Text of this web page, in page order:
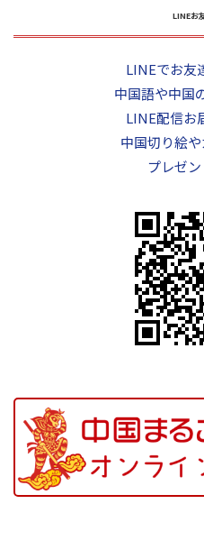
LINEお
LINEでお友
中国語や中国
LINE配信お
中国切り絵
プレゼン